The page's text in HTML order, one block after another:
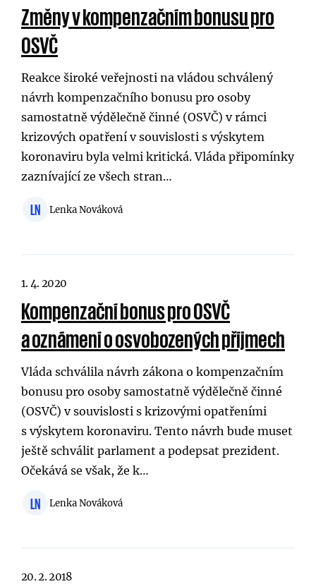
Změny v kompenzačním bonusu pro
OSVČ
Reakce široké veřejnosti na vládou schválený
návrh kompenzačního bonusu pro osoby
samostatně výdělečně činné (OSVČ) v rámci
krizových opatření v souvislosti s výskytem
koronaviru byla velmi kritická. Vláda připomínky
zaznívající ze všech stran…
LN Lenka Nováková
1. 4. 2020
Kompenzační bonus pro OSVČ
a oznámení o osvobozených příjmech
Vláda schválila návrh zákona o kompenzačním
bonusu pro osoby samostatně výdělečně činné
(OSVČ) v souvislosti s krizovými opatřeními
s výskytem koronaviru. Tento návrh bude muset
ještě schválit parlament a podepsat prezident.
Očekává se však, že k…
LN Lenka Nováková
20. 2. 2018